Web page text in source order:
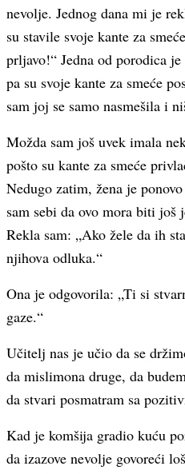
nevolje. Jednog dana mi je
su stavile svoje kante za
prljavo!“ Jedna od porodica
pa su svoje kante za smeće
sam joj se samo nasmešila i
Možda sam još uvek imala
pošto su kante za smeće
Nedugo zatim, žena je
sam sebi da ovo mora biti još
Rekla sam: „Ako žele da ih
njihova odluka.“
Ona je odgovorila: „Ti si
gaze.“
Učitelj nas je učio da se
da mislimona druge, da
da stvari posmatram sa
Kad je komšija gradio kuću
da izazove nevolje govoreći